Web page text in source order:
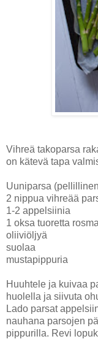
Vihreä takoparsa
on kätevä tapa
Uuniparsa
2 nippua vihreää
1-2 appelsiinia
1 oksa tuoretta
oliiviöljyä
suolaa
mustapippuria
Huuhtele ja kuivaa
huolella ja siivuta
Lado parsat
nauhana parsojen
pippurilla. Revi